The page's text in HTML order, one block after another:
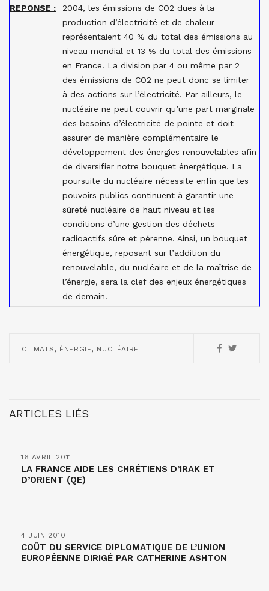
REPONSE :
2004, les émissions de CO2 dues à la
production d’électricité et de chaleur
représentaient 40 % du total des émissions au
niveau mondial et 13 % du total des émissions
en France. La division par 4 ou même par 2
des émissions de CO2 ne peut donc se limiter
à des actions sur l’électricité. Par ailleurs, le
nucléaire ne peut couvrir qu’une part marginale
des besoins d’électricité de pointe et doit
assurer de manière complémentaire le
développement des énergies renouvelables afin
de diversifier notre bouquet énergétique. La
poursuite du nucléaire nécessite enfin que les
pouvoirs publics continuent à garantir une
sûreté nucléaire de haut niveau et les
conditions d’une gestion des déchets
radioactifs sûre et pérenne. Ainsi, un bouquet
énergétique, reposant sur l’addition du
renouvelable, du nucléaire et de la maîtrise de
l’énergie, sera la clef des enjeux énergétiques
de demain.
CLIMATS, ÉNERGIE, NUCLÉAIRE
ARTICLES LIÉS
16 AVRIL 2011
LA FRANCE AIDE LES CHRÉTIENS D’IRAK ET
D’ORIENT (QE)
4 JUIN 2010
COÛT DU SERVICE DIPLOMATIQUE DE L’UNION
EUROPÉENNE DIRIGÉ PAR CATHERINE ASHTON